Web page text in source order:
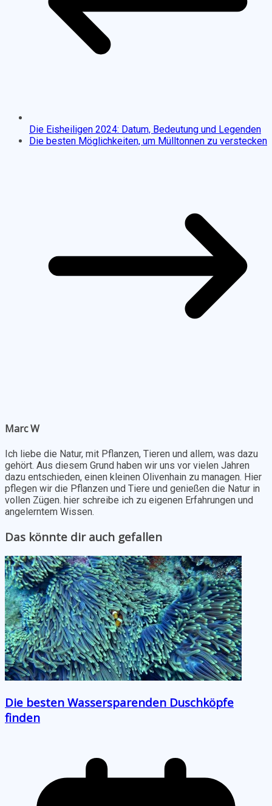
Die Eisheiligen 2024: Datum, Bedeutung und Legenden
Die besten Möglichkeiten, um Mülltonnen zu verstecken
Marc W
Ich liebe die Natur, mit Pflanzen, Tieren und allem, was dazu
gehört. Aus diesem Grund haben wir uns vor vielen Jahren
dazu entschieden, einen kleinen Olivenhain zu managen. Hier
pflegen wir die Pflanzen und Tiere und genießen die Natur in
vollen Zügen. hier schreibe ich zu eigenen Erfahrungen und
angelerntem Wissen.
Das könnte dir auch gefallen
Die besten Wassersparenden Duschköpfe
finden